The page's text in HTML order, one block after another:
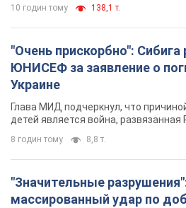
10 годин тому 138,1 т.
"Очень прискорбно": Сибига
ЮНИСЕФ за заявление о
Украине
Глава МИД подчеркнул, что
детей является война, развязанная
8 годин тому 8,8 т.
"Значительные
массированный удар по